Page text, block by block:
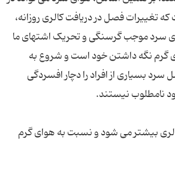
تغییرات فصل در دریافت کالری روزانه،
سرد موجب گرسنگی و تحریک اشتهای ما
گرم نگه داشتن خود است و شروع به
بسیاری از افراد را دچار افسردگی
بیشتر می شود و نسبت به هوای گرم